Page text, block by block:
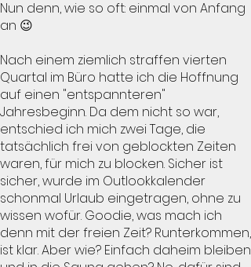
Nun denn, wie so oft: einmal von Anfang
an 😉
Nach einem ziemlich straffen vierten
Quartal im Büro hatte ich die Hoffnung
auf einen "entspannteren"
Jahresbeginn. Da dem nicht so war,
entschied ich mich zwei Tage, die
tatsächlich frei von geblockten Zeiten
waren, für mich zu blocken. Sicher ist
sicher, wurde im Outlookkalender
schonmal Urlaub eingetragen, ohne zu
wissen wofür. Goodie, was mach ich
denn mit der freien Zeit? Runterkommen,
ist klar. Aber wie? Einfach daheim bleiben